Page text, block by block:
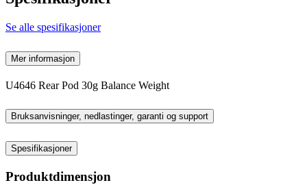
Se alle spesifikasjoner
Mer informasjon
U4646 Rear Pod 30g Balance Weight
Bruksanvisninger, nedlastinger, garanti og support
Spesifikasjoner
Produktdimensjon